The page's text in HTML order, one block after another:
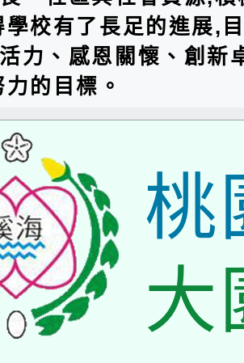
學校有了長足的進展,
力、感恩關懷、創新
的目標。
桃
大